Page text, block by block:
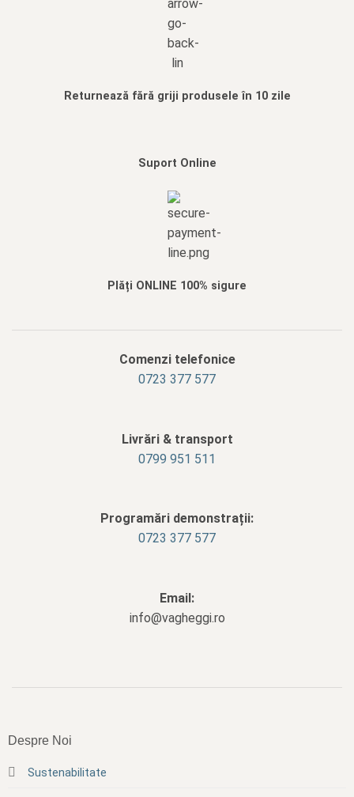
Returnează fără griji produsele în 10 zile
Suport Online
Plăți ONLINE 100% sigure
Comenzi telefonice
0723 377 577
Livrări & transport
‭0799 951 511‬
Programări demonstrații:
0723 377 577
Email:
info@vagheggi.ro
Despre Noi
Sustenabilitate